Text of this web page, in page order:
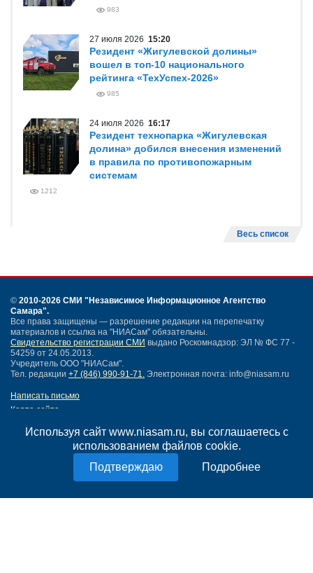
Используя сайт www.niasam.ru, вы соглашаетесь с
использованием файлов cookie.
Подробнее
983
27 июля 2026 15:20
Резидент «Жигулевской долины»
вошел в топ-10 национального
рейтинга «ТехУспех-2026»
985
24 июля 2026 16:17
Резидент технопарка «Жигулевская
долина» добился внесения изменений
в правила по противопожарным
системам
1212
Весь список
© 2010-2026 СМИ "Независимое Информационное Агентство
Самара".
Все права защищены — разрешение редакции на перепечатку
материалов и ссылка на "НИАСам" обязательны.
Свидетельство регистрации СМИ выдано Роскомнадзор: ЭЛ № ФС 77 -
54259 от 24.05.2013.
Учредитель ООО "НИАСам".
Тел. редакции +7 (846) 990-91-71. Электронная почта: info@niasam.ru
Написать письмо
Карта сайта
Политика конфиденциальности
Согласие на обработку персональных данных